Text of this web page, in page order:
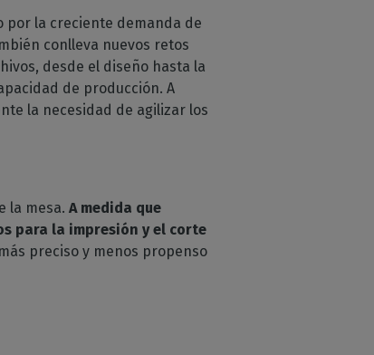
por la creciente demanda de
conlleva nuevos retos
desde el diseño hasta la
de producción. A
la necesidad de agilizar los
la mesa. A medida que
para la impresión y el corte
preciso y menos propenso